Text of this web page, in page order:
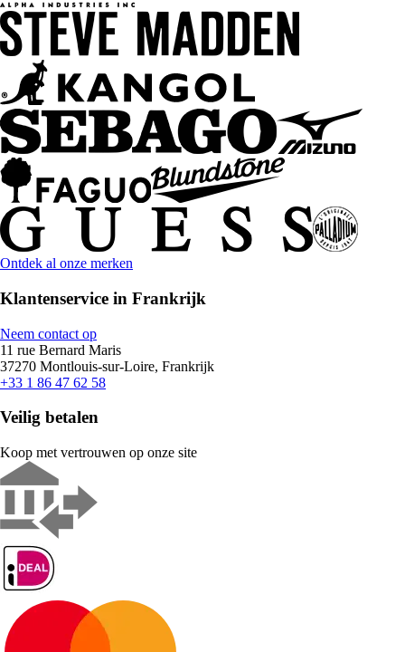
Ontdek al onze merken
Klantenservice in Frankrijk
Neem contact op
11 rue Bernard Maris
37270 Montlouis-sur-Loire, Frankrijk
+33 1 86 47 62 58
Veilig betalen
Koop met vertrouwen op onze site